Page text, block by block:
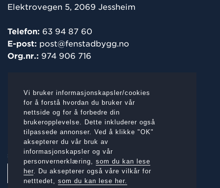
Vi bruker informasjonskapsler/cookies
for å forstå hvordan du bruker vår
nettside og for å forbedre din
brukeropplevelse. Dette inkluderer også
tilpassede annonser. Ved å klikke "OK"
aksepterer du vår bruk av
informasjonskapsler og vår
personvernerklæring, som du kan lese
her . Du aksepterer også våre vilkår for
netttedet, som du kan lese her.
Elektrovegen 5, 2069 Jessheim
Telefon: 63 94 87 60
E-post: post@fenstadbygg.no
Org.nr.: 974 906 716
Elektrovegen 5, 2069 Jessheim
SOSIALE MEDIER: